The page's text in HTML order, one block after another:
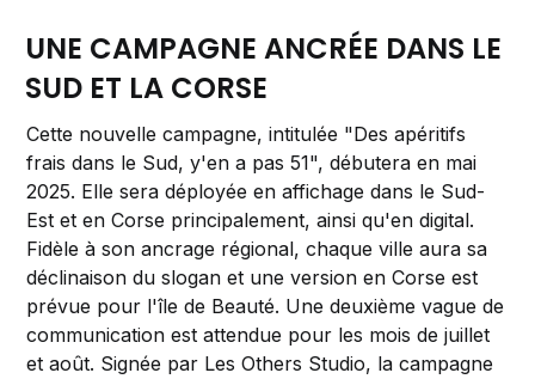
UNE CAMPAGNE ANCRÉE DANS LE
SUD ET LA CORSE
Cette nouvelle campagne, intitulée "Des apéritifs
frais dans le Sud, y'en a pas 51", débutera en mai
2025. Elle sera déployée en affichage dans le Sud-
Est et en Corse principalement, ainsi qu'en digital.
Fidèle à son ancrage régional, chaque ville aura sa
déclinaison du slogan et une version en Corse est
prévue pour l'île de Beauté. Une deuxième vague de
communication est attendue pour les mois de juillet
et août. Signée par Les Others Studio, la campagne